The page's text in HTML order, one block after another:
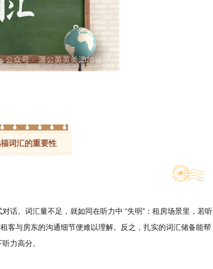
词汇的重要性
话。词汇量不足，就如同在听力中 “失明”：租房场景里，若听
客与房东的沟通细节便难以理解。反之，扎实的词汇储备能帮
力高分。